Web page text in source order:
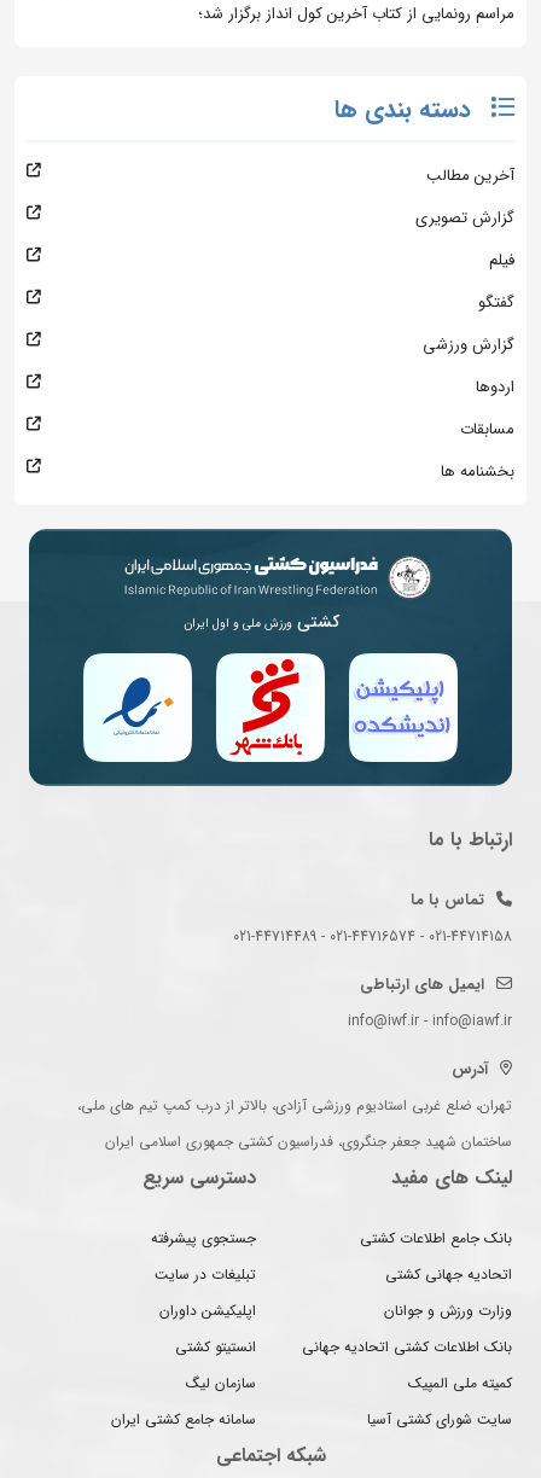
مراسم رونمایی از کتاب آخرین کول انداز برگزار شد؛
دسته بندی ها
آخرین مطالب
گزارش تصویری
فیلم
گفتگو
گزارش ورزشی
اردوها
مسابقات
بخشنامه ها
کشتی ورزش ملی و اول ایران
ارتباط با ما
تماس با ما
021-44714158 - 021-44716574 - 021-44714489
ایمیل های ارتباطی
info@iwf.ir - info@iawf.ir
آدرس
تهران، ضلع غربی استادیوم ورزشی آزادی، بالاتر از درب کمپ تیم های ملی،
ساختمان شهید جعفر جنگروی، فدراسیون کشتی جمهوری اسلامی ایران
لینک های مفید
بانک جامع اطلاعات کشتی
اتحادیه جهانی کشتی
وزارت ورزش و جوانان
بانک اطلاعات کشتی اتحادیه جهانی
کمیته ملی المپیک
سایت شورای کشتی آسیا
دسترسی سریع
جستجوی پیشرفته
تبلیغات در سایت
اپلیکیشن داوران
انستیتو کشتی
سازمان لیگ
سامانه جامع کشتی ایران
شبکه اجتماعی